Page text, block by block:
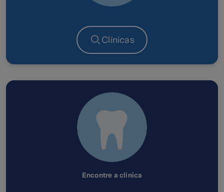
Clínicas
Encontre a clinica